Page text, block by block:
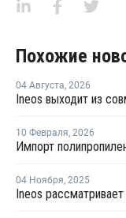
Похожие
04 Августа, 2026
10 Февраля, 2026
Импорт
04 Ноября, 2025